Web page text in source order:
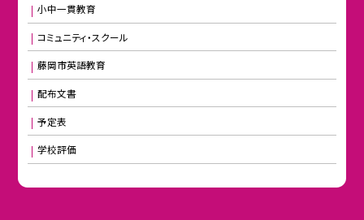
小中一貫教育
コミュニティ・スクール
藤岡市英語教育
配布文書
予定表
学校評価